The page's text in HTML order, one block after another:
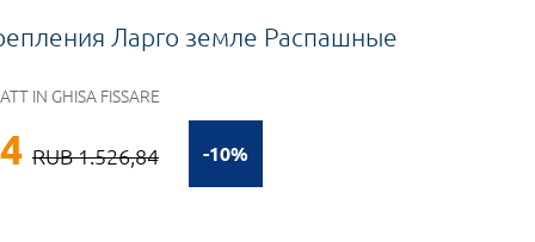
Ларго земле Распашные
IN GHISA FISSARE
-10%
RUB 1.526,84